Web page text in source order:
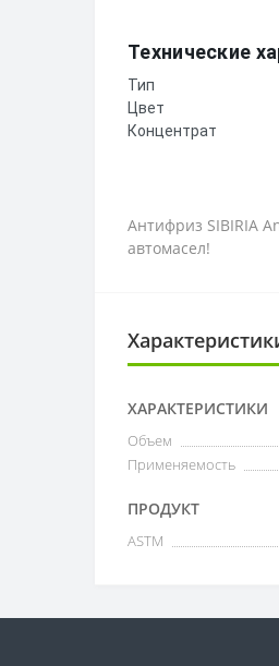
Технические
Тип
Цвет
Концентрат
Антифриз SIBIRIA
автомасел!
ХАРАКТЕРИСТИКИ
Объем
Применяемость
ПРОДУКТ
ASTM